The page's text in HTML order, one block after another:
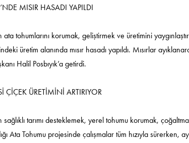
MISIR HASADI YAPILDI
tohumlarını korumak, geliştirmek ve üretimini
üretim alanında mısır hasadı yapıldı. Mısırlar
Halil Posbıyık’a getirdi.
ÇİÇEK ÜRETİMİNİ ARTIRIYOR
sağlıklı tarımı desteklemek, yerel tohumu korumak,
Ata Tohumu projesinde çalışmalar tüm hızıyla sürerken,